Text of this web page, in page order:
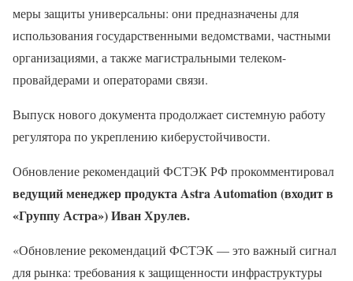
меры защиты универсальны: они предназначены для
использования государственными ведомствами, частными
организациями, а также магистральными телеком-
провайдерами и операторами связи.
Выпуск нового документа продолжает системную работу
регулятора по укреплению киберустойчивости.
Обновление рекомендаций ФСТЭК РФ прокомментировал
ведущий менеджер продукта Astra Automation (входит в
«Группу Астра») Иван Хрулев.
«Обновление рекомендаций ФСТЭК — это важный сигнал
для рынка: требования к защищенности инфраструктуры